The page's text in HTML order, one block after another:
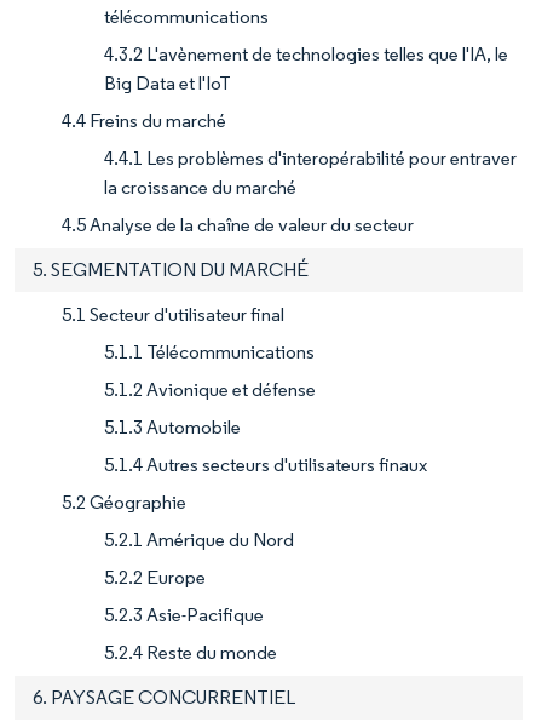
télécommunications
4.3.2 L'avènement de technologies telles que l'IA, le
Big Data et l'IoT
4.4 Freins du marché
4.4.1 Les problèmes d'interopérabilité pour entraver
la croissance du marché
4.5 Analyse de la chaîne de valeur du secteur
5. SEGMENTATION DU MARCHÉ
5.1 Secteur d'utilisateur final
5.1.1 Télécommunications
5.1.2 Avionique et défense
5.1.3 Automobile
5.1.4 Autres secteurs d'utilisateurs finaux
5.2 Géographie
5.2.1 Amérique du Nord
5.2.2 Europe
5.2.3 Asie-Pacifique
5.2.4 Reste du monde
6. PAYSAGE CONCURRENTIEL